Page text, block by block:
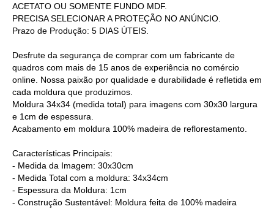
ACETATO OU SOMENTE FUNDO MDF.
PRECISA SELECIONAR A PROTEÇÃO NO ANÚNCIO.
Prazo de Produção: 5 DIAS ÚTEIS.
Desfrute da segurança de comprar com um fabricante de
quadros com mais de 15 anos de experiência no comércio
online. Nossa paixão por qualidade e durabilidade é refletida em
cada moldura que produzimos.
Moldura 34x34 (medida total) para imagens com 30x30 largura
e 1cm de espessura.
Acabamento em moldura 100% madeira de reflorestamento.
Características Principais:
- Medida da Imagem: 30x30cm
- Medida Total com a moldura: 34x34cm
- Espessura da Moldura: 1cm
- Construção Sustentável: Moldura feita de 100% madeira